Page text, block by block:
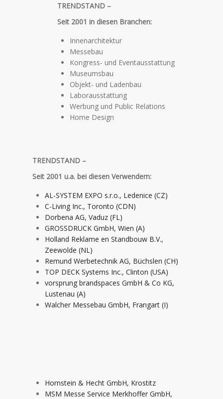
TRENDSTAND –
Seit 2001 in diesen Branchen:
Innenarchitektur
Messebau
Kongress- und Eventausstattung
Museumsbau
Objekt- und Ladenbau
Laborausstattung
Werbung und Public Relations
Home Design
TRENDSTAND –
Seit 2001 u.a. bei diesen Verwendern:
AL-SYSTEM EXPO s.r.o., Ledenice (CZ)
C-Living Inc., Toronto (CDN)
Dorbena AG, Vaduz (FL)
GROSSDRUCK GmbH, Wien (A)
Holland Reklame en Standbouw B.V.,
Zeewolde (NL)
Remund Werbetechnik AG, Büchslen (CH)
TOP DECK Systems Inc., Clinton (USA)
vorsprung brandspaces GmbH & Co KG,
Lustenau (A)
Walcher Messebau GmbH, Frangart (I)
Hornstein & Hecht GmbH, Krostitz
MSM Messe Service Merkhoffer GmbH,